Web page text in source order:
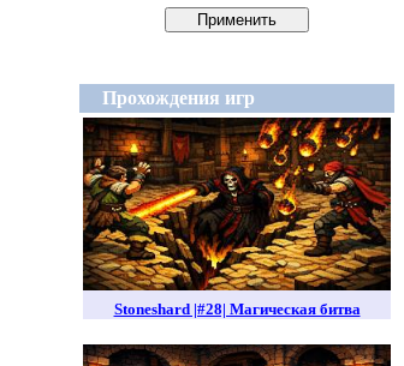
Прохождения игр
Stoneshard |#28| Магическая битва